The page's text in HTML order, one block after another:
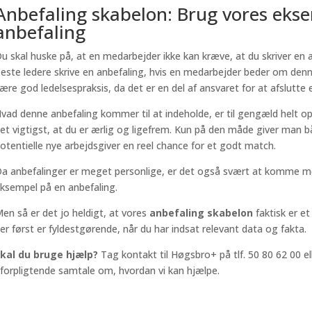
skabelon: Brug vores
skal huske på, at en medarbejder ikke kan kræve, at du skriver en
ledere skrive en anbefaling, hvis en medarbejder beder om
god ledelsespraksis, da det er en del af ansvaret for at afslutte
denne anbefaling kommer til at indeholde, er til gengæld helt
vigtigst, at du er ærlig og ligefrem. Kun på den måde giver man
nye arbejdsgiver en reel chance for et godt match.
anbefalinger er meget personlige, er det også svært at komme
på en anbefaling.
så er det jo heldigt, at vores anbefaling skabelon faktisk er et
først er fyldestgørende, når du har indsat relevant data og fakta.
du bruge hjælp? Tag kontakt til Høgsbro+ på tlf. 50 80 62 00
samtale om, hvordan vi kan hjælpe.